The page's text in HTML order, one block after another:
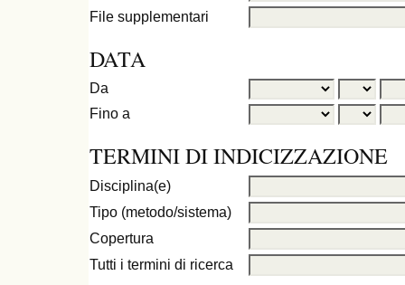
File supplementari
DATA
Da
Fino a
TERMINI DI INDICIZZAZIONE
Disciplina(e)
Tipo (metodo/sistema)
Copertura
Tutti i termini di ricerca